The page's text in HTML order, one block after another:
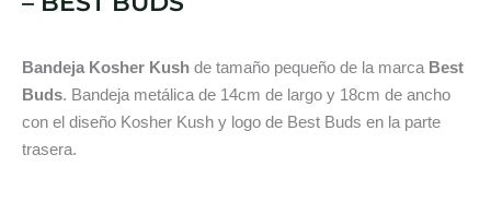
Bandeja Kosher Kush de tamaño pequeño de la marca Best
Buds. Bandeja metálica de 14cm de largo y 18cm de ancho
con el diseño Kosher Kush y logo de Best Buds en la parte
trasera.